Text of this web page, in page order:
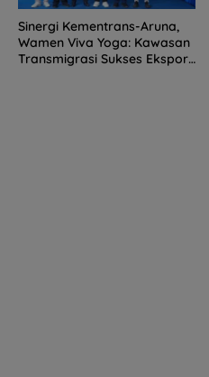
Sinergi Kementrans-Aruna,
Wamen Viva Yoga: Kawasan
Transmigrasi Sukses Ekspor